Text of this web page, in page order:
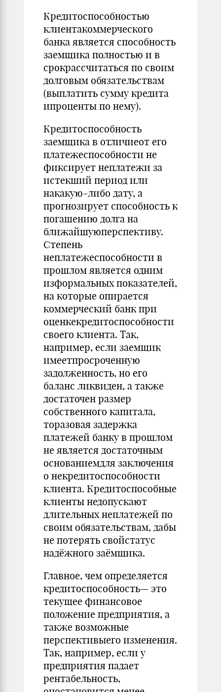
Кредитоспособностью
клиентакоммерческого
банка является способность
заемщика полностью и в
срокрассчитаться по своим
долговым обязательствам
(выплатить сумму кредита
ипроценты по нему).
Кредитоспособность
заемщика в отличиеот его
платежеспособности не
фиксирует неплатежи за
истекший период или
накакую-либо дату, а
прогнозирует способность к
погашению долга на
ближайшуюперспек­тиву.
Степень
неплатежеспособности в
прошлом является одним
изформальных показателей,
на которые опирается
коммерческий банк при
оценкекредитоспособности
своего клиента. Так,
например, если заемщик
имеетпросроченную
задолженность, но его
баланс ликвиден, а также
достаточен размер
собственного капитала,
торазо­вая задержка
платежей банку в прошлом
не является достаточным
основаниемдля заключения
о некредитоспособности
клиента. Кредитоспособные
клиен­ты недопускают
длительных неплатежей по
своим обязательствам, дабы
не потерять свойстатус
надёжного заёмщика.
Главное, чем определяется
кредито­способность— это
текущее финансовое
положение предприятия, а
также возможные
перспективыего изменения.
Так, например, если у
предприятия падает
рентабельность,